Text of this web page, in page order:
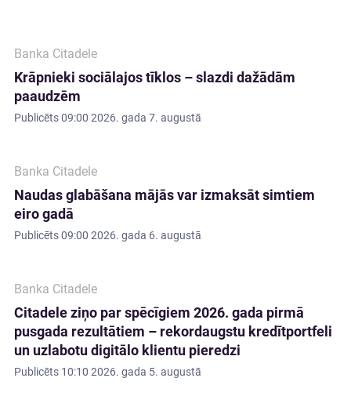
Banka Citadele
Krāpnieki sociālajos tīklos – slazdi dažādām
paaudzēm
Publicēts09:00 2026. gada 7. augustā
Banka Citadele
Naudas glabāšana mājās var izmaksāt simtiem
eiro gadā
Publicēts09:00 2026. gada 6. augustā
Banka Citadele
Citadele ziņo par spēcīgiem 2026. gada pirmā
pusgada rezultātiem – rekordaugstu kredītportfeli
un uzlabotu digitālo klientu pieredzi
Publicēts 10:10 2026. gada 5. augustā